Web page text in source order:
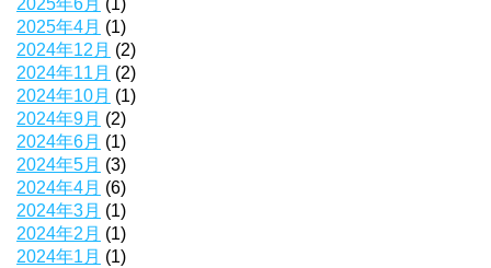
2025年4月 (1)
2024年12月 (2)
2024年11月 (2)
2024年10月 (1)
2024年9月 (2)
2024年6月 (1)
2024年5月 (3)
2024年4月 (6)
2024年3月 (1)
2024年2月 (1)
2024年1月 (1)